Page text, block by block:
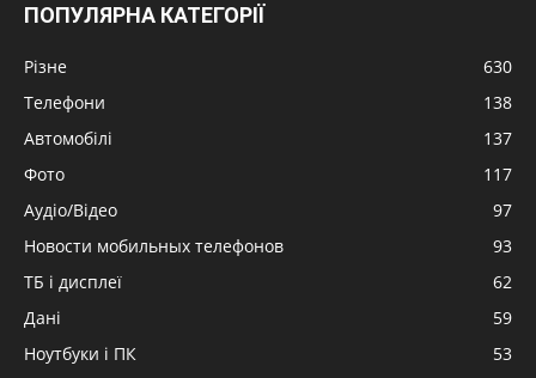
ПОПУЛЯРНА КАТЕГОРІЇ
Різне
630
Телефони
138
Автомобілі
137
Фото
117
Аудіо/Відео
97
Новости мобильных телефонов
93
ТБ і дисплеї
62
Дані
59
Ноутбуки і ПК
53